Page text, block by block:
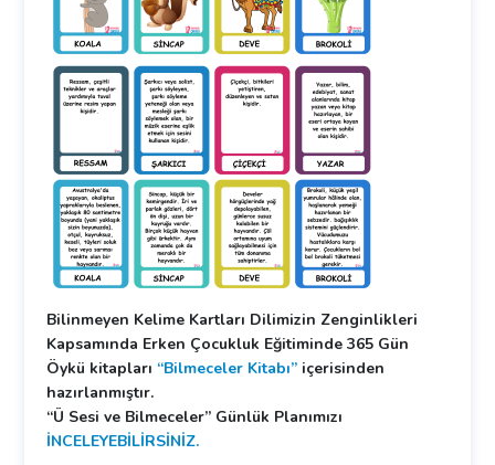
Bilinmeyen Kelime Kartları Dilimizin Zenginlikleri
Kapsamında Erken Çocukluk Eğitiminde 365 Gün
Öykü kitapları “Bilmeceler Kitabı” içerisinden
hazırlanmıştır.
“Ü Sesi ve Bilmeceler” Günlük Planımızı
İNCELEYEBİLİRSİNİZ.